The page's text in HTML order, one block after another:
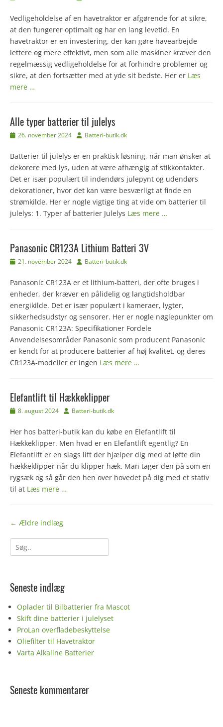
Vedligeholdelse af en havetraktor er afgørende for at sikre,
at den fungerer optimalt og har en lang levetid. En
havetraktor er en investering, der kan gøre havearbejde
lettere og mere effektivt, men som alle maskiner kræver den
regelmæssig vedligeholdelse for at forhindre problemer og
sikre, at den fortsætter med at yde sit bedste. Her er Læs
mere …
Alle typer batterier til julelys
Udgivet
26. november 2024 Forfatter
Batteri-butik.dk
Batterier til julelys er en praktisk løsning, når man ønsker at
dekorere med lys, uden at være afhængig af stikkontakter.
Det er især populært til indendørs julepynt og udendørs
dekorationer, hvor det kan være besværligt at finde en
strømkilde. Her er nogle vigtige ting at vide om batterier til
julelys: 1. Typer af batterier Julelys Læs mere …
Panasonic CR123A Lithium Batteri 3V
Udgivet
21. november 2024 Forfatter
Batteri-butik.dk
Panasonic CR123A er et lithium-batteri, der ofte bruges i
enheder, der kræver en pålidelig og langtidsholdbar
energikilde. Det er især populært i kameraer, lygter,
sikkerhedsudstyr og sensorer. Her er nogle nøglepunkter om
Panasonic CR123A: Specifikationer Fordele
Anvendelsesområder Panasonic som producent Panasonic
er kendt for at producere batterier af høj kvalitet, og deres
CR123A-modeller er ingen Læs mere …
Elefantlift til Hækkeklipper
Udgivet
8. august 2024 Forfatter
Batteri-butik.dk
Her hos batteri-butik kan du købe en Elefantlift til
Hækkeklipper. Men hvad er en Elefantlift egentlig? En
Elefantlift er en slags lift der hjælper dig med at løfte din
hækkeklipper når du klipper hæk. Man tager den på som en
rygsæk og så går den hen over hovedet på dig med et stativ
til at Læs mere …
Indlægs
← Ældre indlæg
Søg
efter:
Seneste indlæg
Oplader til Bilbatterier fra Mascot
Skift dine batterier i julelyset
ProLan overfladebeskyttelse
Oliefilter til Havetraktor
Varta Alkaline Batterier
Seneste kommentarer